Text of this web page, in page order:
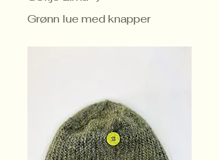
Grønn lue med knapper